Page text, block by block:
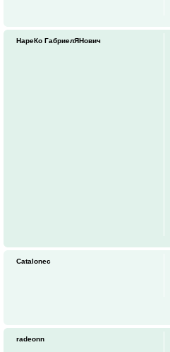
НареКо ГабриелЯНович
Catalonec
radeonn